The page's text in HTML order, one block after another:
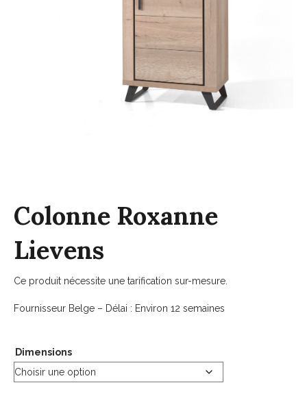
Colonne Roxanne
Lievens
Ce produit nécessite une tarification sur-mesure.
Fournisseur Belge – Délai : Environ 12 semaines
Dimensions